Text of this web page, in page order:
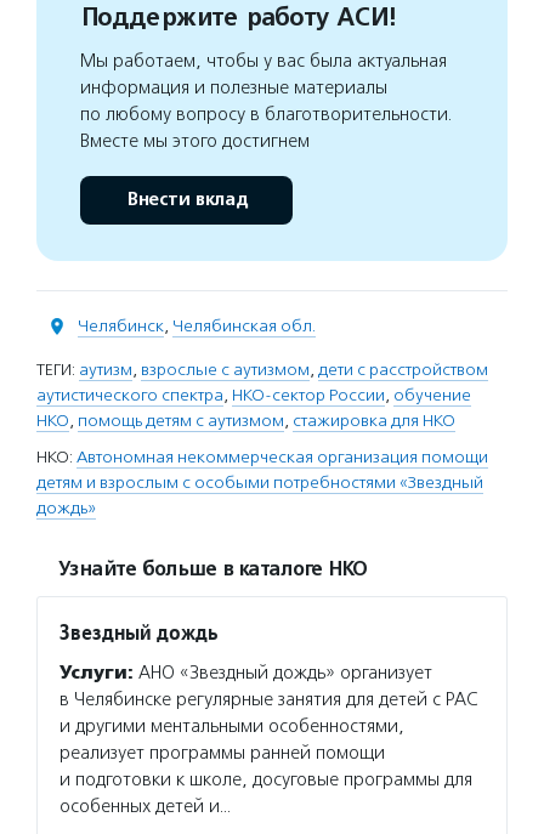
Поддержите работу АСИ!
Мы работаем, чтобы у вас была актуальная
информация и полезные материалы
по любому вопросу в благотворительности.
Вместе мы этого достигнем
Внести вклад
Челябинск, Челябинская обл.
ТЕГИ: аутизм, взрослые с аутизмом, дети с расстройством
аутистического спектра, НКО-сектор России, обучение
НКО, помощь детям с аутизмом, стажировка для НКО
НКО: Автономная некоммерческая организация помощи
детям и взрослым с особыми потребностями «Звездный
дождь»
Узнайте больше в каталоге НКО
Звездный дождь
Услуги: АНО «Звездный дождь» организует
в Челябинске регулярные занятия для детей с РАС
и другими ментальными особенностями,
реализует программы ранней помощи
и подготовки к школе, досуговые программы для
особенных детей и…